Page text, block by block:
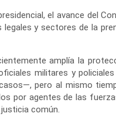
el avance del
y sectores de la
amplía la
militares y
pero al mismo
por agentes de las
común.